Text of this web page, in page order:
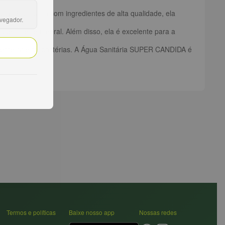
Produzida com ingredientes de alta qualidade, ela
em geral. Além disso, ela é excelente para a
livre de bactérias. A Água Sanitária SUPER CANDIDA é
Termos e políticas
Baixe nosso app Nossas redes